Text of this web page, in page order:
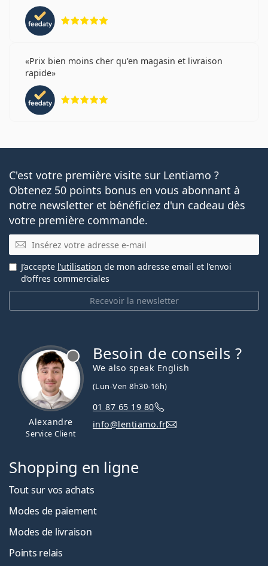
Prix bien moins cher qu'en magasin et livraison
rapide
C'est votre première visite sur Lentiamo ?
Obtenez 50 points bonus en vous abonnant à
notre newsletter et bénéficiez d'un cadeau dès
votre première commande.
E-mail
Recevoir la newsletter
J’accepte l’utilisation de mon adresse email et l’envoi
d’offres commerciales
Alexandre
Service Client
Besoin de conseils ?
We also speak English
(Lun-Ven 8h30-16h)
01 87 65 19 80
info@lentiamo.fr
Shopping en ligne
Tout sur vos achats
Modes de paiement
Modes de livraison
Points relais